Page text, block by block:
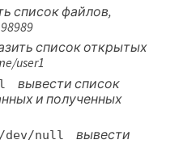
список файлов,
список открытых
user1
вывести список
и полученных
null
вывести